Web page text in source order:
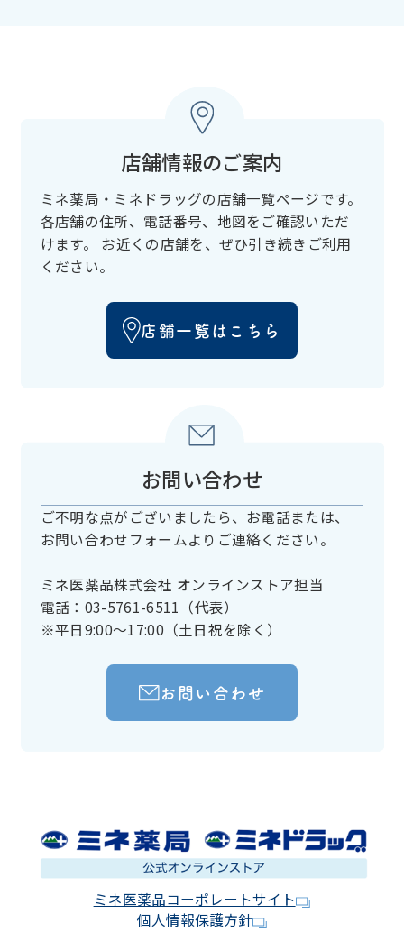
店舗情報のご案内
ミネ薬局・ミネドラッグの店舗一覧ページです。
各店舗の住所、電話番号、 地図をご確認いただ
けます。
お近くの店舗を、ぜひ引き続きご利用
ください。
店舗一覧はこちら
お問い合わせ
ご不明な点がございましたら、お電話または、
お問い合わせフォームよりご連絡ください。
ミネ医薬品株式会社 オンラインストア担当
電話：03-5761-6511（代表）
※平日9:00～17:00（土日祝を除く）
お問い合わせ
ミネ医薬品コーポレートサイト
個人情報保護方針